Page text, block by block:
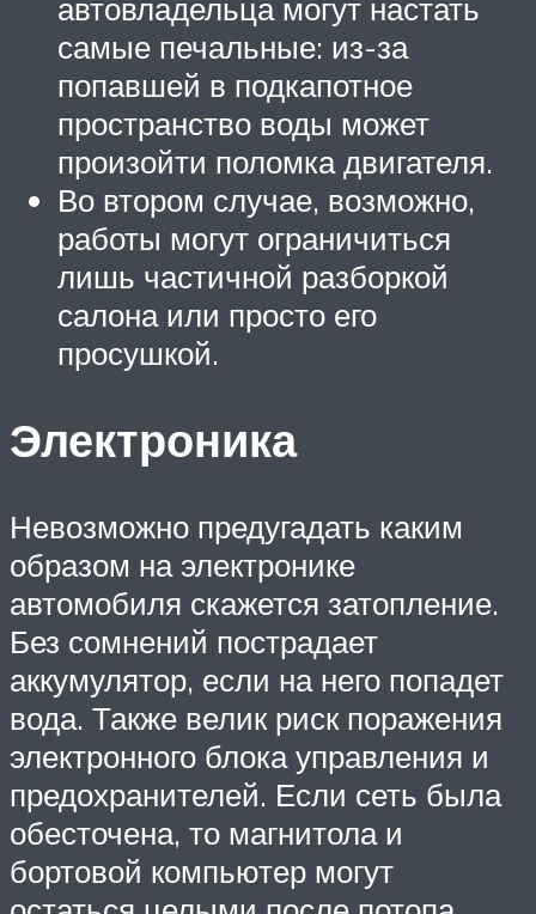
автовладельца могут настать
самые печальные: из-за
попавшей в подкапотное
пространство воды может
произойти поломка двигателя.
Во втором случае, возможно,
работы могут ограничиться
лишь частичной разборкой
салона или просто его
просушкой.
Электроника
Невозможно предугадать каким
образом на электронике
автомобиля скажется затопление.
Без сомнений пострадает
аккумулятор, если на него попадет
вода. Также велик риск поражения
электронного блока управления и
предохранителей. Если сеть была
обесточена, то магнитола и
бортовой компьютер могут